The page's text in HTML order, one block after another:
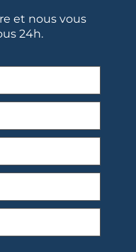
et nous vous
24h.